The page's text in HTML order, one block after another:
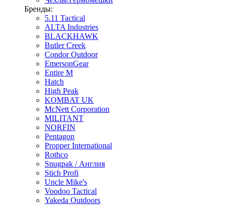
Бренды:
5.11 Tactical
ALTA Industries
BLACKHAWK
Butler Creek
Condor Outdoor
EmersonGear
Entire M
Hatch
High Peak
KOMBAT UK
McNett Corporation
MILITANT
NORFIN
Pentagon
Propper International
Rothco
Snugpak / Англия
Stich Profi
Uncle Mike's
Voodoo Tactical
Yakeda Outdoors